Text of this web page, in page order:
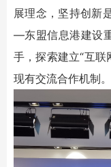
展理念，坚持创新
—东盟信息港建设
手，探索建立“互
现有交流合作机制。